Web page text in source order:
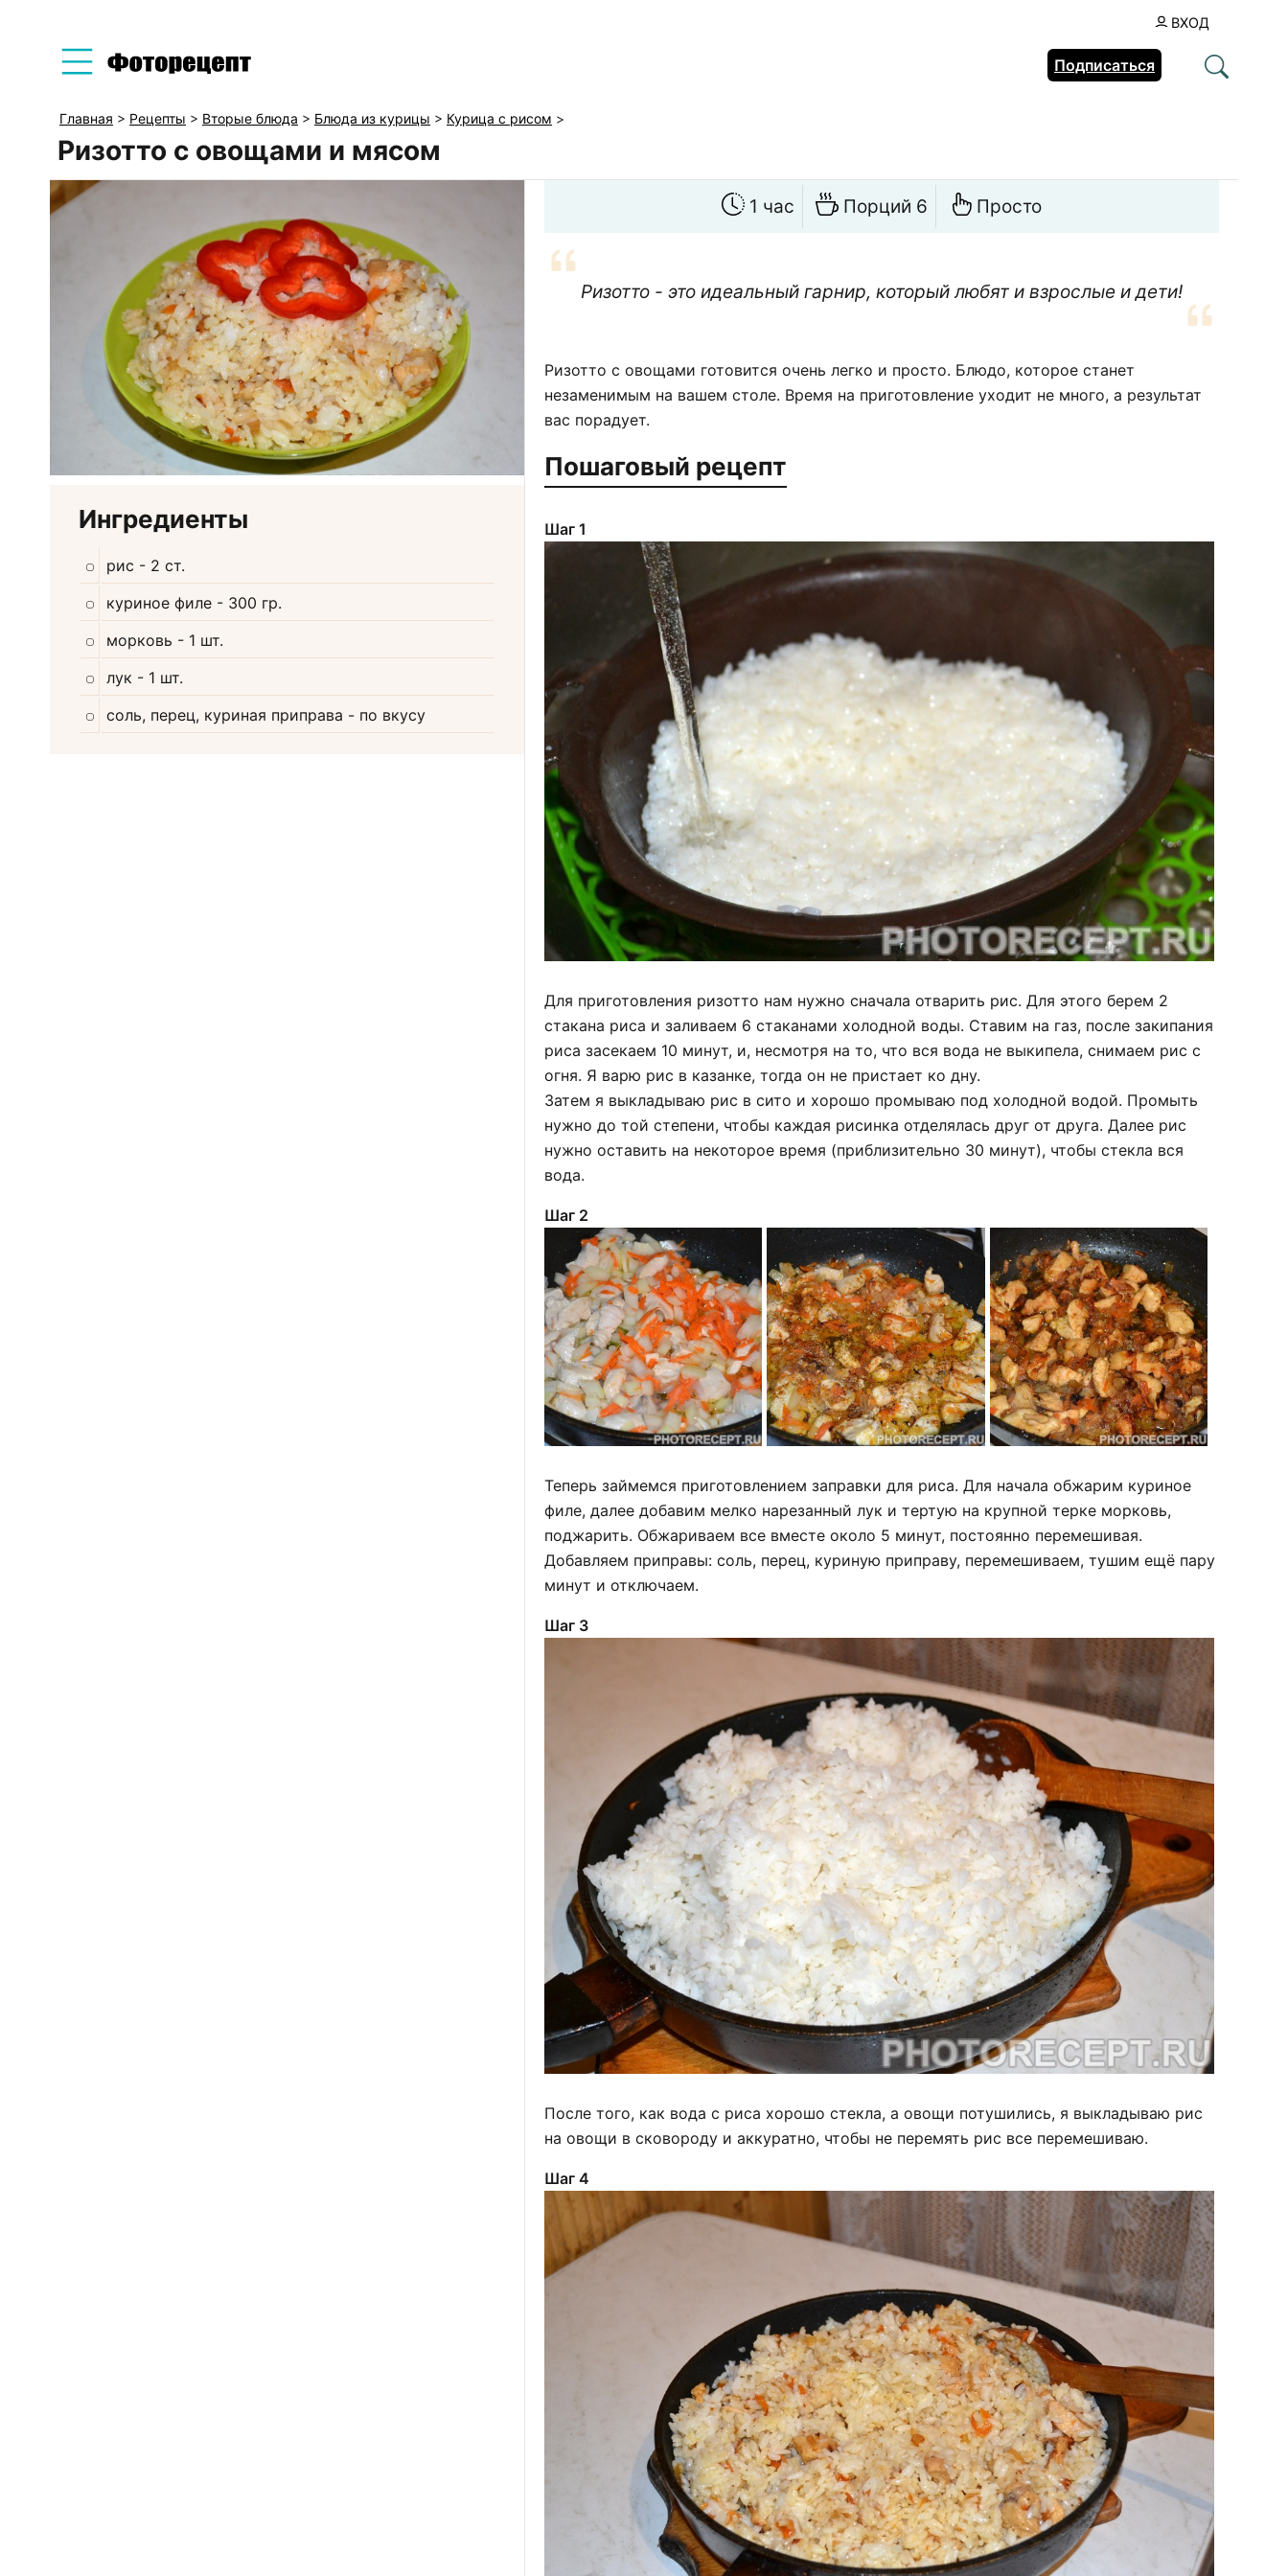
ВХОД
Подписаться
Главная > Рецепты > Вторые блюда > Блюда из курицы > Курица с рисом >
Ризотто с овощами и мясом
Ингредиенты
рис - 2 ст.
куриное филе - 300 гр.
морковь - 1 шт.
лук - 1 шт.
соль, перец, куриная приправа - по вкусу
1 час Порций 6 Просто
Ризотто - это идеальный гарнир, который любят и взрослые и дети!
Ризотто с овощами готовится очень легко и просто. Блюдо, которое станет
незаменимым на вашем столе. Время на приготовление уходит не много, а результат
вас порадует.
Пошаговый рецепт
Шаг 1
Для приготовления ризотто нам нужно сначала отварить рис. Для этого берем 2
стакана риса и заливаем 6 стаканами холодной воды. Ставим на газ, после закипания
риса засекаем 10 минут, и, несмотря на то, что вся вода не выкипела, снимаем рис с
огня. Я варю рис в казанке, тогда он не пристает ко дну.
Затем я выкладываю рис в сито и хорошо промываю под холодной водой. Промыть
нужно до той степени, чтобы каждая рисинка отделялась друг от друга. Далее рис
нужно оставить на некоторое время (приблизительно 30 минут), чтобы стекла вся
вода.
Шаг 2
Теперь займемся приготовлением заправки для риса. Для начала обжарим куриное
филе, далее добавим мелко нарезанный лук и тертую на крупной терке морковь,
поджарить. Обжариваем все вместе около 5 минут, постоянно перемешивая.
Добавляем приправы: соль, перец, куриную приправу, перемешиваем, тушим ещё пару
минут и отключаем.
Шаг 3
После того, как вода с риса хорошо стекла, а овощи потушились, я выкладываю рис
на овощи в сковороду и аккуратно, чтобы не перемять рис все перемешиваю.
Шаг 4